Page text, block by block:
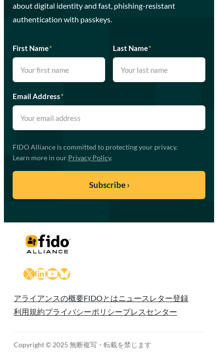
about digital identity and fast, phishing-resistant
authentication with passkeys.
First Name* Last Name*
Email Address*
FIDO Alliance is committed to protecting your privacy.
Learn more in our Privacy Policy.
X LinkedIn
YouTube
Bluesky
アライアンスの概要FIDOとは ニュースレター登録
利用規約プライバシーポリシープレスセンター
Copyright © 2025 無断複写・転載を禁じます